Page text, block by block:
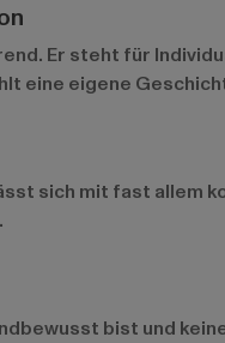
Er steht für
eine eigene
sich mit fast allem
bist und